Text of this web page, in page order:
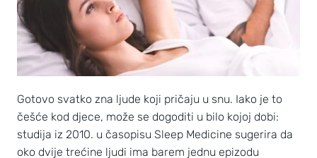
Gotovo svatko zna ljude koji pričaju u snu. Iako je to
češće kod djece, može se dogoditi u bilo kojoj dobi:
studija iz 2010. u časopisu Sleep Medicine sugerira da
oko dvije trećine ljudi ima barem jednu epizodu